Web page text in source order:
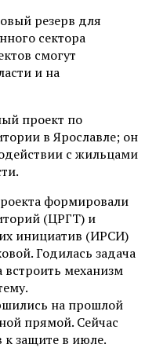
резерв для
сектора
смогут
и на
проект по
в Ярославле; он
с жильцами
формировали
(ЦРГТ) и
инициатив (ИРСИ)
Годилась задача
механизм
на прошлой
прямой. Сейчас
к защите в июле.